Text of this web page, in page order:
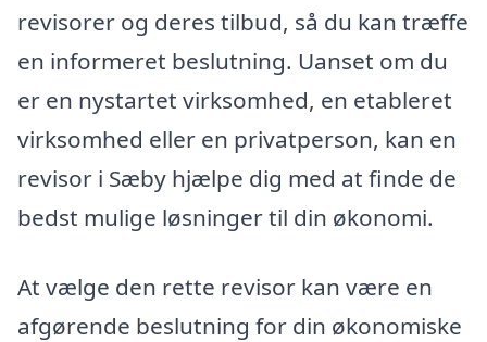
revisorer og deres tilbud, så du kan træffe
en informeret beslutning. Uanset om du
er en nystartet virksomhed, en etableret
virksomhed eller en privatperson, kan en
revisor i Sæby hjælpe dig med at finde de
bedst mulige løsninger til din økonomi.
At vælge den rette revisor kan være en
afgørende beslutning for din økonomiske